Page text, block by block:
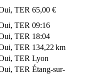
TER 65,00 €
TER 09:16
TER 18:04
TER 134,22 km
TER Lyon
TER Étang-sur-